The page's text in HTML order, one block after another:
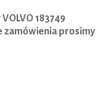
183749
zamówienia prosimy